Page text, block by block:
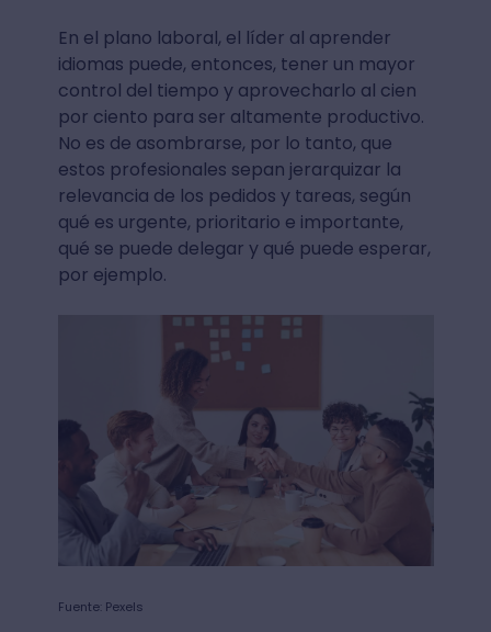
En el plano laboral, el líder al aprender
idiomas puede, entonces, tener un mayor
control del tiempo y aprovecharlo al cien
por ciento para ser altamente productivo.
No es de asombrarse, por lo tanto, que
estos profesionales sepan jerarquizar la
relevancia de los pedidos y tareas, según
qué es urgente, prioritario e importante,
qué se puede delegar y qué puede esperar,
por ejemplo.
Fuente: Pexels